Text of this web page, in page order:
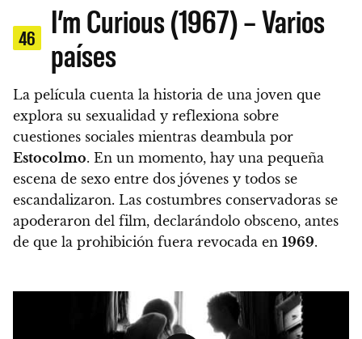
46
I’m Curious (1967) – Varios
países
La película cuenta la historia de una joven que
explora su sexualidad y reflexiona sobre
cuestiones sociales mientras deambula por
Estocolmo. En un momento, hay una pequeña
escena de sexo entre dos jóvenes y todos se
escandalizaron. Las costumbres conservadoras se
apoderaron del film, declarándolo obsceno, antes
de que la prohibición fuera revocada en 1969.